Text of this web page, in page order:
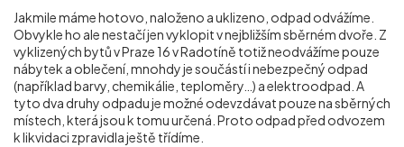
Jakmile máme hotovo, naloženo a uklizeno, odpad odvážíme.
Obvykle ho ale nestačí jen vyklopit v nejbližším sběrném dvoře. Z
vyklizených bytů v Praze 16 v Radotíně totiž neodvážíme pouze
nábytek a oblečení, mnohdy je součástí i nebezpečný odpad
(například barvy, chemikálie, teploměry…) a elektroodpad. A
tyto dva druhy odpadu je možné odevzdávat pouze na sběrných
místech, která jsou k tomu určená. Proto odpad před odvozem
k likvidaci zpravidla ještě třídíme.